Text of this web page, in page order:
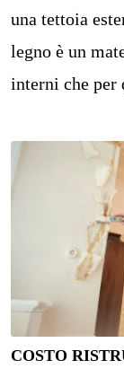
una tettoia
legno è un
interni che per
COSTO